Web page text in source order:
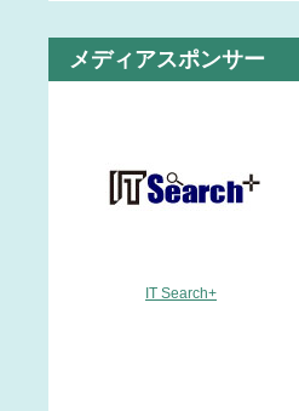
メディアスポンサー
IT Search+